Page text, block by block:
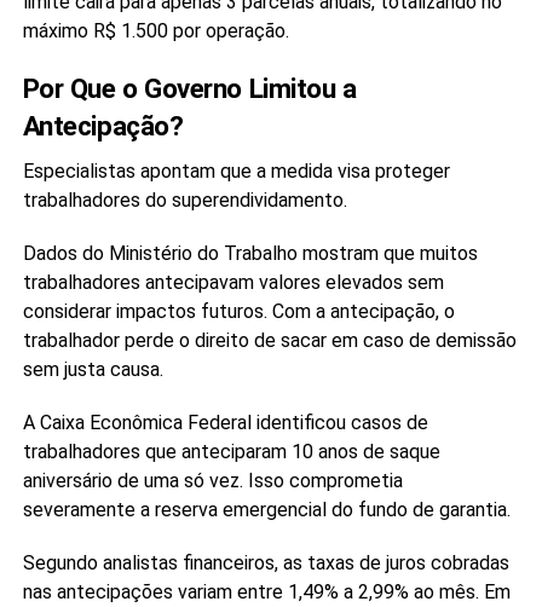
máximo R$ 1.500 por operação.
Por Que o Governo Limitou a
Antecipação?
Especialistas apontam que a medida visa proteger
trabalhadores do superendividamento.
Dados do Ministério do Trabalho mostram que muitos
trabalhadores antecipavam valores elevados sem
considerar impactos futuros. Com a antecipação, o
trabalhador perde o direito de sacar em caso de demissão
sem justa causa.
A Caixa Econômica Federal identificou casos de
trabalhadores que anteciparam 10 anos de saque
aniversário de uma só vez. Isso comprometia
severamente a reserva emergencial do fundo de garantia.
Segundo analistas financeiros, as taxas de juros cobradas
nas antecipações variam entre 1,49% a 2,99% ao mês. Em